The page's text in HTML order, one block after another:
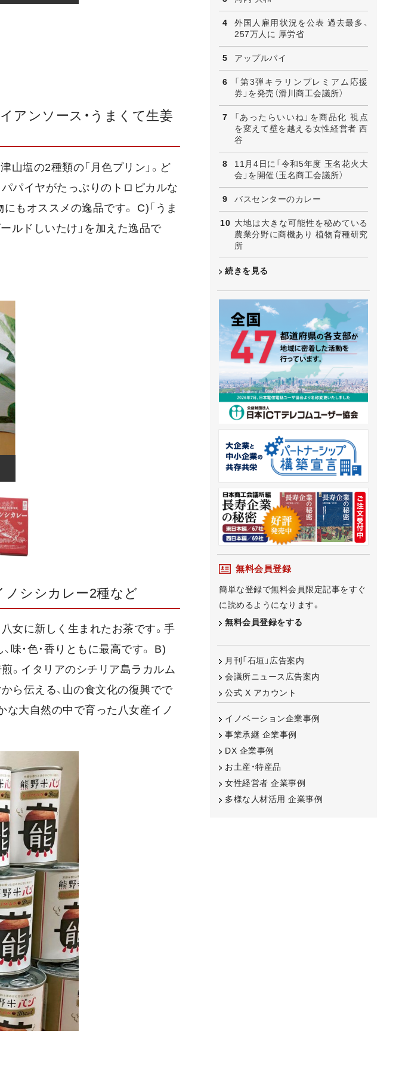
アンソース・うまくて生姜
塩の2種類の「月色プリン」。ど
パイヤがたっぷりのトロピカルな
もオススメの逸品です。 C)「うま
ルドしいたけ」を加えた逸品で
ノシシカレー2種など
女に新しく生まれたお茶です。手
・色・香りともに最高です。 B)
。イタリアのシチリア島ラカルム
ら伝える、山の食文化の復興でで
な大自然の中で育った八女産イノ
外国人雇用状況を公表 過去最多、
257万人に 厚労省
アップルパイ
「第3弾キラリンプレミアム応援
券」を発売（滑川商工会議所）
「あったらいいね」を商品化 視点
を変えて壁を越える女性経営者 西
谷
11月4日に「令和5年度 玉名花火大
会」を開催（玉名商工会議所）
バスセンターのカレー
大地は大きな可能性を秘めている
農業分野に商機あり 植物育種研究
所
続きを見る
無料会員登録
簡単な登録で無料会員限定記事をすぐ
に読めるようになります。
無料会員登録をする
月刊「石垣」広告案内
会議所ニュース広告案内
公式 X アカウント
イノベーション企業事例
事業承継 企業事例
DX 企業事例
お土産・特産品
女性経営者 企業事例
多様な人材活用 企業事例